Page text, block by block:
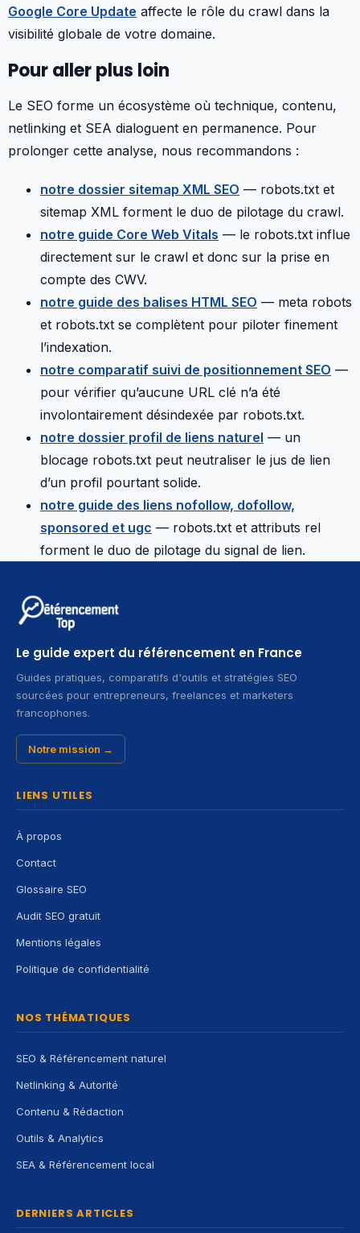
Google Core Update affecte le rôle du crawl dans la
visibilité globale de votre domaine.
Pour aller plus loin
Le SEO forme un écosystème où technique, contenu,
netlinking et SEA dialoguent en permanence. Pour
prolonger cette analyse, nous recommandons :
notre dossier sitemap XML SEO — robots.txt et
sitemap XML forment le duo de pilotage du crawl.
notre guide Core Web Vitals — le robots.txt influe
directement sur le crawl et donc sur la prise en
compte des CWV.
notre guide des balises HTML SEO — meta robots
et robots.txt se complètent pour piloter finement
l’indexation.
notre comparatif suivi de positionnement SEO —
pour vérifier qu’aucune URL clé n’a été
involontairement désindexée par robots.txt.
notre dossier profil de liens naturel — un
blocage robots.txt peut neutraliser le jus de lien
d’un profil pourtant solide.
notre guide des liens nofollow, dofollow,
sponsored et ugc — robots.txt et attributs rel
forment le duo de pilotage du signal de lien.
Le guide expert du référencement en France
Guides pratiques, comparatifs d'outils et stratégies SEO
sourcées pour entrepreneurs, freelances et marketers
francophones.
Notre mission →
LIENS UTILES
À propos
Contact
Glossaire SEO
Audit SEO gratuit
Mentions légales
Politique de confidentialité
NOS THÉMATIQUES
SEO & Référencement naturel
Netlinking & Autorité
Contenu & Rédaction
Outils & Analytics
SEA & Référencement local
DERNIERS ARTICLES